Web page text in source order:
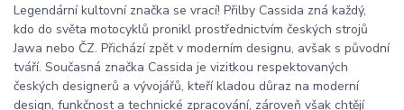
Legendární kultovní značka se vrací! Přilby Cassida zná každý,
kdo do světa motocyklů pronikl prostřednictvím českých strojů
Jawa nebo ČZ. Přichází zpět v moderním designu, avšak s původní
tváří. Současná značka Cassida je vizitkou respektovaných
českých designerů a vývojářů, kteří kladou důraz na moderní
design, funkčnost a technické zpracování, zároveň však chtějí